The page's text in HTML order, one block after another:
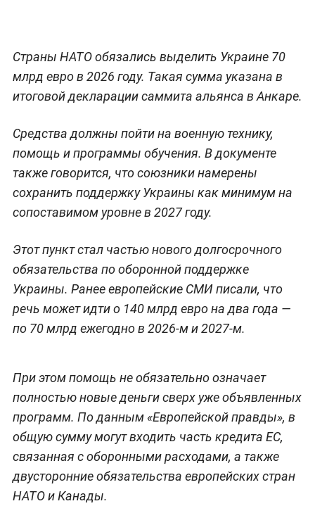
Страны НАТО обязались выделить Украине 70
млрд евро в 2026 году. Такая сумма указана в
итоговой декларации саммита альянса в Анкаре.
Средства должны пойти на военную технику,
помощь и программы обучения. В документе
также говорится, что союзники намерены
сохранить поддержку Украины как минимум на
сопоставимом уровне в 2027 году.
Этот пункт стал частью нового долгосрочного
обязательства по оборонной поддержке
Украины. Ранее европейские СМИ писали, что
речь может идти о 140 млрд евро на два года —
по 70 млрд ежегодно в 2026-м и 2027-м.
При этом помощь не обязательно означает
полностью новые деньги сверх уже объявленных
программ. По данным «Европейской правды», в
общую сумму могут входить часть кредита ЕС,
связанная с оборонными расходами, а также
двусторонние обязательства европейских стран
НАТО и Канады.